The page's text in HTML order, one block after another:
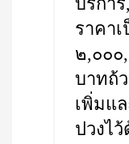
ราคา
๒,๐๐๐
บาทถ้
เพิ่มแ
ปวงไ